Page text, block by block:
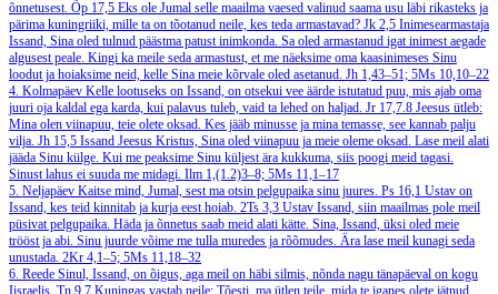
õnnetusest. Õp 17,5 Eks ole Jumal selle maailma vaesed valinud saama usu läbi rikasteks ja
pärima kuningriiki, mille ta on tõotanud neile, kes teda armastavad? Jk 2,5 Inimesearmastaja
Issand, Sina oled tulnud päästma patust inimkonda. Sa oled armastanud igat inimest aegade
algusest peale. Kingi ka meile seda armastust, et me näeksime oma kaasinimeses Sinu
loodut ja hoiaksime neid, kelle Sina meie kõrvale oled asetanud. Jh 1,43–51; 5Ms 10,10–22
4. Kolmapäev Kelle lootuseks on Issand, on otsekui vee äärde istutatud puu, mis ajab oma
juuri oja kaldal ega karda, kui palavus tuleb, vaid ta lehed on haljad. Jr 17,7.8 Jeesus ütleb:
Mina olen viinapuu, teie olete oksad. Kes jääb minusse ja mina temasse, see kannab palju
vilja. Jh 15,5 Issand Jeesus Kristus, Sina oled viinapuu ja meie oleme oksad. Lase meil alati
jääda Sinu külge. Kui me peaksime Sinu küljest ära kukkuma, siis poogi meid tagasi.
Sinust lahus ei suuda me midagi. Ilm 1,(1.2)3–8; 5Ms 11,1–17
5. Neljapäev Kaitse mind, Jumal, sest ma otsin pelgupaika sinu juures. Ps 16,1 Ustav on
Issand, kes teid kinnitab ja kurja eest hoiab. 2Ts 3,3 Ustav Issand, siin maailmas pole meil
püsivat pelgupaika. Häda ja õnnetus saab meid alati kätte. Sina, Issand, üksi oled meie
trööst ja abi. Sinu juurde võime me tulla muredes ja rõõmudes. Ära lase meil kunagi seda
unustada. 2Kr 4,1–5; 5Ms 11,18–32
6. Reede Sinul, Issand, on õigus, aga meil on häbi silmis, nõnda nagu tänapäeval on kogu
Iisraelis. Tn 9,7 Kuningas vastab neile: Tõesti, ma ütlen teile, mida te iganes olete jätnud